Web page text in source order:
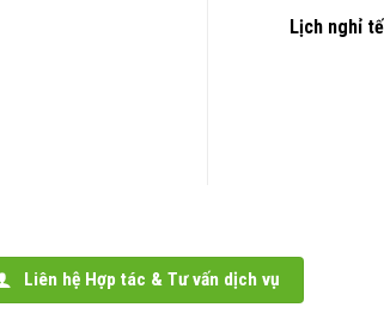
Lịch nghỉ
Liên hệ Hợp tác & Tư vấn dịch vụ